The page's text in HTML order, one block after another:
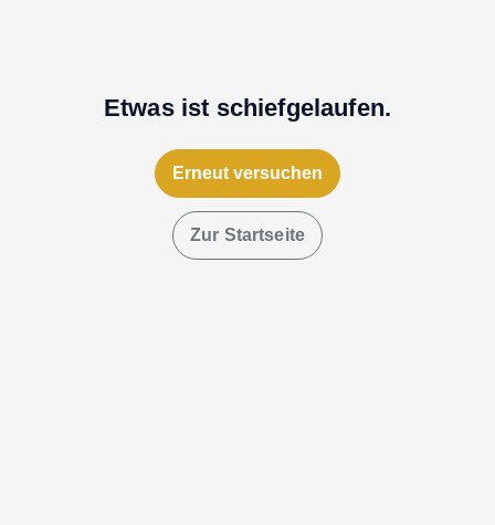
Etwas ist schiefgelaufen.
Erneut versuchen
Zur Startseite